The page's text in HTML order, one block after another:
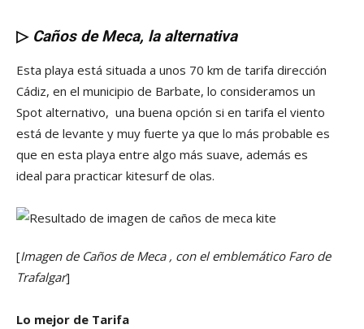
▷Caños de Meca, la alternativa
Esta playa está situada a unos 70 km de tarifa dirección
Cádiz, en el municipio de Barbate, lo consideramos un
Spot alternativo, una buena opción si en tarifa el viento
está de levante y muy fuerte ya que lo más probable es
que en esta playa entre algo más suave, además es
ideal para practicar kitesurf de olas.
[Imagen de Caños de Meca , con el emblemático Faro de
Trafalgar]
Lo mejor de Tarifa